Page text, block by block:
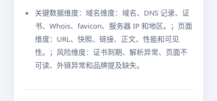
关键数据维度：域名维度：域名、DNS 记录、证
书、Whois、favicon、服务器 IP 和地区。；页面
维度：URL、快照、链接、正文、性能和可见
性。；风险维度：证书到期、解析异常、页面不
可读、外链异常和品牌提及缺失。